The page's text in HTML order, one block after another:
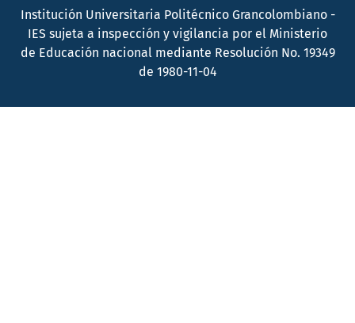
Institución Universitaria Politécnico Grancolombiano -
IES sujeta a inspección y vigilancia por el Ministerio
de Educación nacional mediante Resolución No. 19349
de 1980-11-04